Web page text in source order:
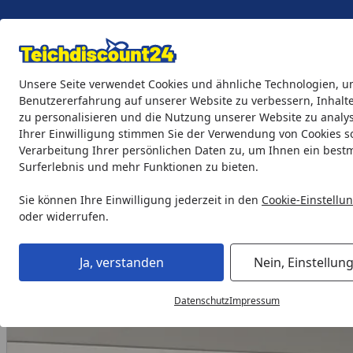
Unsere Seite verwendet Cookies und ähnliche Technologien,
Benutzererfahrung auf unserer Website zu verbessern,
zu personalisieren und die Nutzung unserer Website zu
Ihrer Einwilligung stimmen Sie der Verwendung von Cookies
Verarbeitung Ihrer persönlichen Daten zu, um Ihnen ein
Surferlebnis und mehr Funktionen zu bieten.
Sie können Ihre Einwilligung jederzeit in den Cookie-
oder widerrufen.
Ja, verstanden Nein,
DatenschutzImpressum
Eigene Montage-Teams
Teichprodukte Aquaristik Söll Teichpflege & Fischfutter
Oase Ersatzteil BG LED für Luminis 3 warmweiß 2013 (30857)